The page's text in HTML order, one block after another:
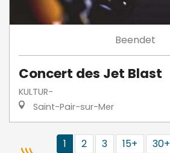
Beendet
Concert des Jet Blast
KULTUR-
Saint-Pair-sur-Mer
1 2 3 15+ 30+